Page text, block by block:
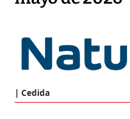
Cedida